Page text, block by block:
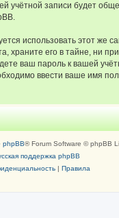
записи будет
использовать этот же
его в тайне, ни
ваш пароль к вашей
ввести ваше имя
phpBB® Forum Software © phpBB
поддержка phpBB
| Правила